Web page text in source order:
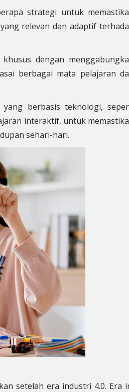
strategi untuk
relevan dan adaptif
dengan
berbagai mata pelajaran
yang berbasis teknologi,
interaktif, untuk
sehari-hari.
setelah era industri 4.0. Era